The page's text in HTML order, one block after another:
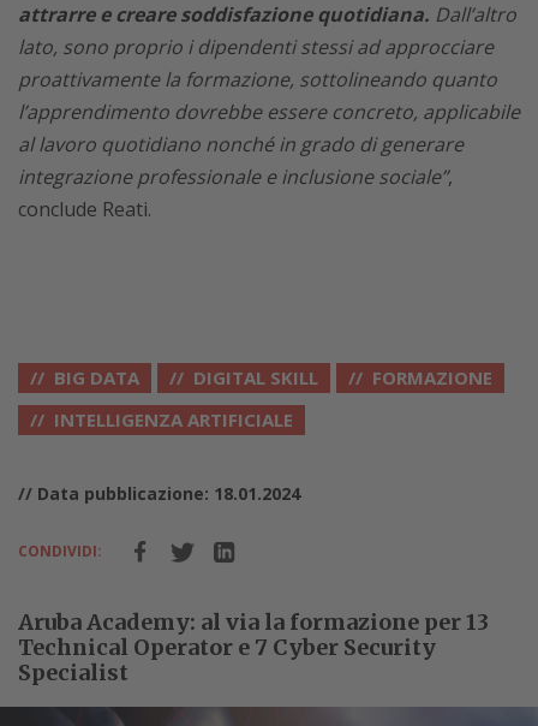
attrarre e creare soddisfazione quotidiana. Dall’altro
lato, sono proprio i dipendenti stessi ad approcciare
proattivamente la formazione, sottolineando quanto
l’apprendimento dovrebbe essere concreto, applicabile
al lavoro quotidiano nonché in grado di generare
integrazione professionale e inclusione sociale”,
conclude Reati.
BIG DATA DIGITAL SKILL
FORMAZIONE
INTELLIGENZA ARTIFICIALE
// Data pubblicazione: 18.01.2024
CONDIVIDI:
Aruba Academy: al via la formazione per 13
Technical Operator e 7 Cyber Security
Specialist